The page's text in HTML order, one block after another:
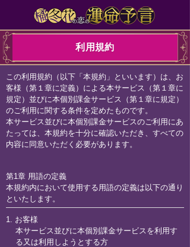
利用規約
この利用規約（以下「本規約」といいます）は、お
客様（第１章に定義）による本サービス（第１章に
規定）並びに本個別課金サービス（第１章に規定）
のご利用に関する条件を定めたものです。
本サービス並びに本個別課金サービスのご利用にあ
たっては、本規約を十分に確認いただき、すべての
内容に同意いただく必要があります。
第1章 用語の定義
本規約内において使用する用語の定義は以下の通り
といたします。
1. お客様
本サービス並びに本個別課金サービスを利用す
る又は利用しようとする方